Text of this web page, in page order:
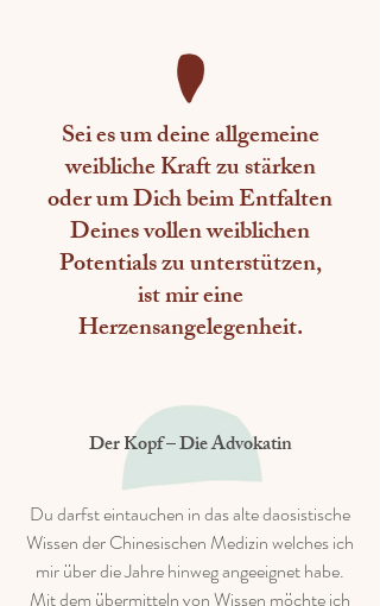
Sei es um deine allgemeine
weibliche Kraft zu stärken
oder um Dich beim Entfalten
Deines vollen weiblichen
Potentials zu unterstützen,
ist mir eine
Herzensangelegenheit.
Der Kopf – Die Advokatin
Du darfst eintauchen in das alte daosistische
Wissen der Chinesischen Medizin welches ich
mir über die Jahre hinweg angeeignet habe.
Mit dem übermitteln von Wissen möchte ich